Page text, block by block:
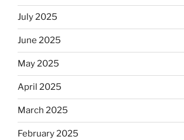
July 2025
June 2025
May 2025
April 2025
March 2025
February 2025